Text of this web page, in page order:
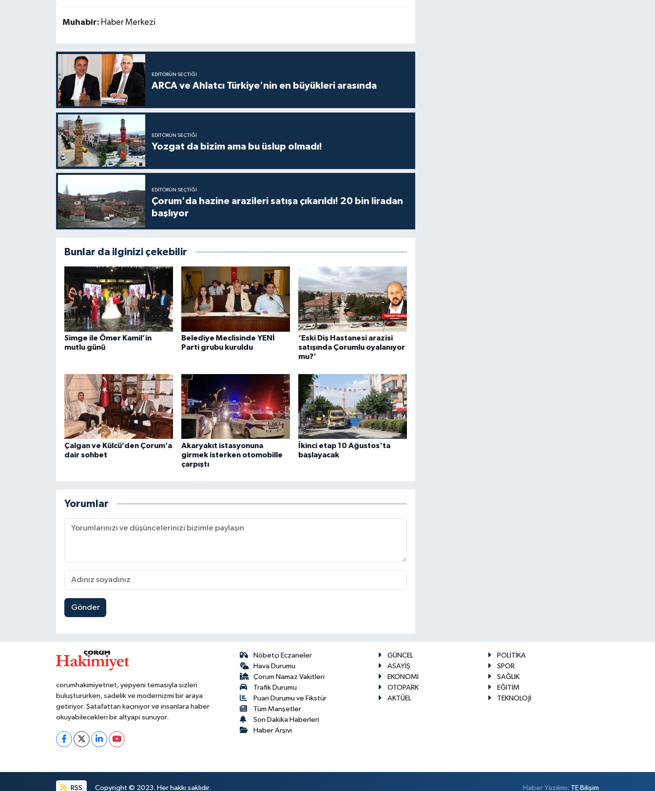
Muhabir: Haber Merkezi
EDITÖRÜN SEÇTIĞI
ARCA ve Ahlatcı Türkiye'nin en büyükleri arasında
EDITÖRÜN SEÇTIĞI
Yozgat da bizim ama bu üslup olmadı!
EDITÖRÜN SEÇTIĞI
Çorum'da hazine arazileri satışa çıkarıldı! 20 bin liradan
başlıyor
Bunlar da ilginizi çekebilir
Simge ile Ömer Kamil’in
mutlu günü
Belediye Meclisinde YENİ
Parti grubu kuruldu
‘Eski Diş Hastanesi arazisi
satışında Çorumlu oyalanıyor
mu?'
Çalgan ve Külcü’den Çorum’a
dair sohbet
Akaryakıt istasyonuna
girmek isterken otomobille
çarpıştı
İkinci etap 10 Ağustos'ta
başlayacak
Yorumlar
Gönder
corumhakimiyetnet, yepyeni temasıyla sizleri
buluştururken, sadelik ve modernizmi bir araya
getiriyor. Şatafattan kaçınıyor ve insanlara haber
okuyabilecekleri bir altyapı sunuyor.
Nöbetçi Eczaneler
Hava Durumu
Çorum Namaz Vakitleri
Trafik Durumu
Puan Durumu ve Fikstür
Tüm Manşetler
Son Dakika Haberleri
Haber Arşivi
GÜNCEL
POLİTİKA
ASAYİŞ
SPOR
EKONOMİ
SAĞLIK
OTOPARK
EĞİTİM
AKTÜEL
TEKNOLOJİ
RSS Copyright © 2023. Her hakkı saklıdır. Haber Yazılımı: TE Bilişim